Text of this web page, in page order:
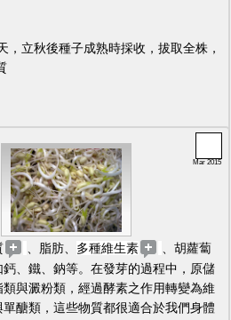
，立秋後種子成熟時採收，拔取全株，
Mar 2015
、脂肪、 多種維生素
、胡蘿蔔
、鐵、鈉等。在發芽的過程中，原儲
與澱粉類，經過酵素之作用轉變為維
醣類，這些物質都很適合於我們身體